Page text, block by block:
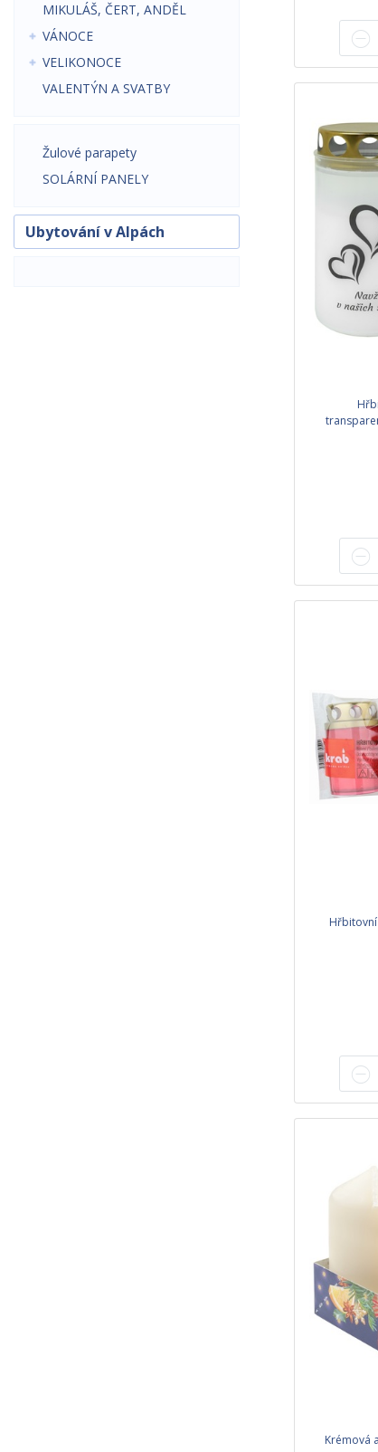
MIKULÁŠ, ČERT, ANDĚL
VÁNOCE
VELIKONOCE
VALENTÝN A SVATBY
Žulové parapety
SOLÁRNÍ PANELY
Ubytování v Alpách
Hřbitovní
Krémová